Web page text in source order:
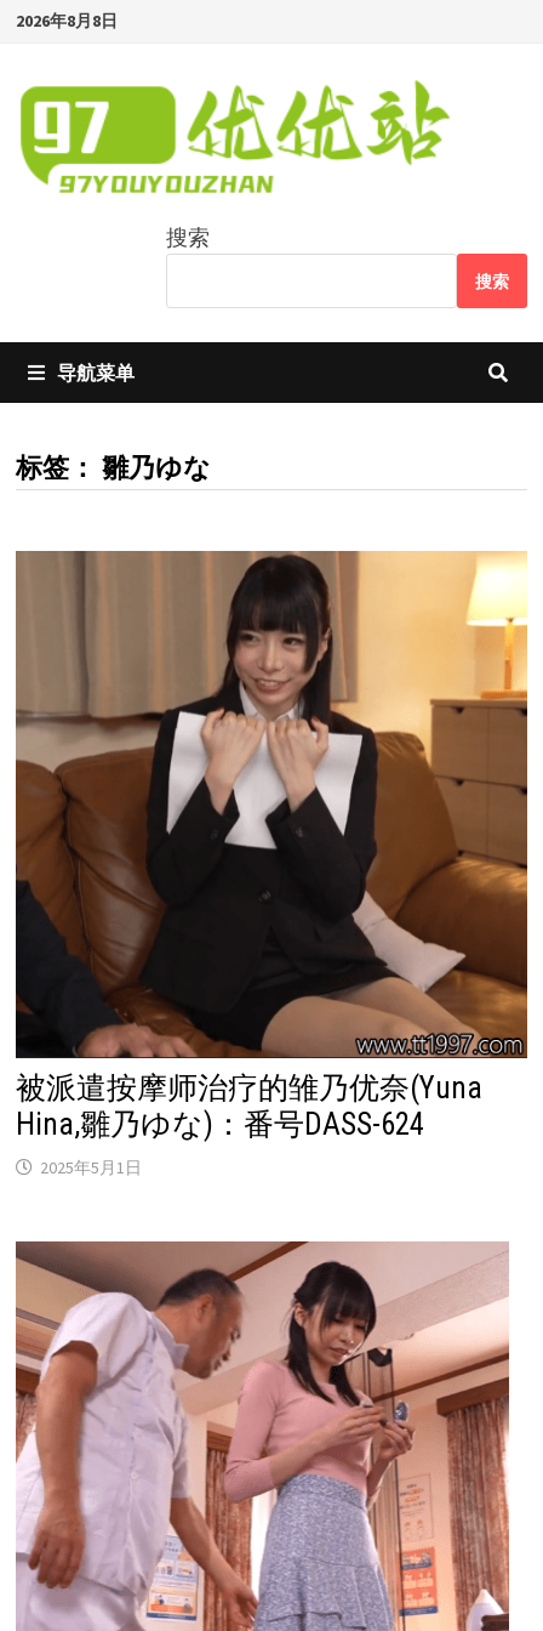
Skip
content
2026年8月8日
搜索
搜索
导航菜单
标签： 雛乃ゆな
被派遣按摩师治疗的雏乃优奈(Yuna
Hina,雛乃ゆな)：番号DASS-624
2025年5月1日